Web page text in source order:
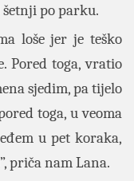
po parku.
loše jer je teško
Pored toga, vratio
sjedim, pa tijelo
toga, u veoma
u pet koraka,
priča nam Lana.